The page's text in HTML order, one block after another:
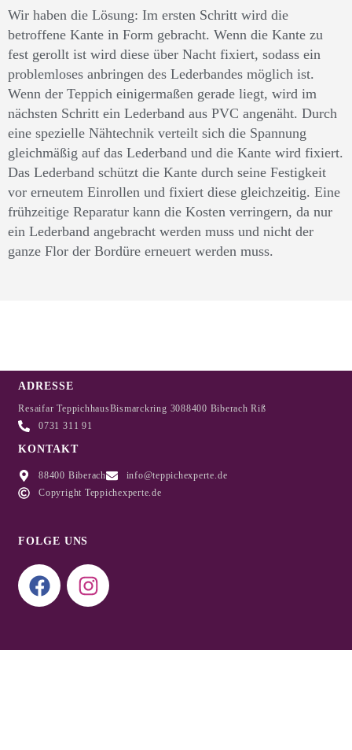
Wir haben die Lösung: Im ersten Schritt wird die
betroffene Kante in Form gebracht. Wenn die Kante zu
fest gerollt ist wird diese über Nacht fixiert, sodass ein
problemloses anbringen des Lederbandes möglich ist.
Wenn der Teppich einigermaßen gerade liegt, wird im
nächsten Schritt ein Lederband aus PVC angenäht. Durch
eine spezielle Nähtechnik verteilt sich die Spannung
gleichmäßig auf das Lederband und die Kante wird fixiert.
Das Lederband schützt die Kante durch seine Festigkeit
vor erneutem Einrollen und fixiert diese gleichzeitig. Eine
frühzeitige Reparatur kann die Kosten verringern, da nur
ein Lederband angebracht werden muss und nicht der
ganze Flor der Bordüre erneuert werden muss.
ADRESSE
Resaifar TeppichhausBismarckring 3088400 Biberach Riß
0731 311 91
KONTAKT
88400 Biberach
info@teppichexperte.de
Copyright Teppichexperte.de
FOLGE UNS